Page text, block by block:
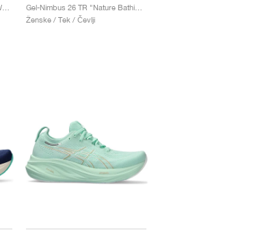
Gel-Nimbus 26 Platinum "Real White & Pure Silver"
Ženske / Tek / Čevlji